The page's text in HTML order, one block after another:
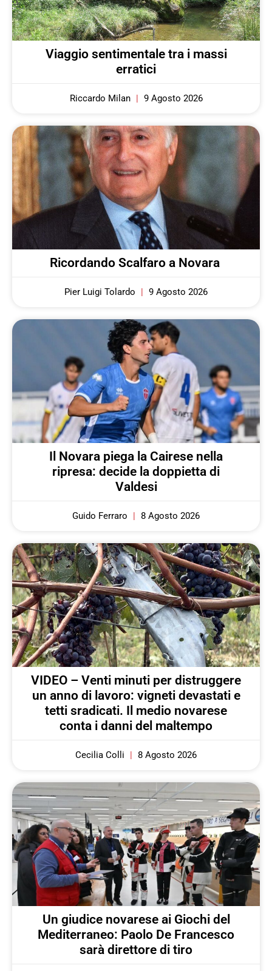
Viaggio sentimentale tra i massi
erratici
Riccardo Milan 9 Agosto 2026
Ricordando Scalfaro a Novara
Pier Luigi Tolardo 9 Agosto 2026
Il Novara piega la Cairese nella
ripresa: decide la doppietta di
Valdesi
Guido Ferraro 8 Agosto 2026
VIDEO – Venti minuti per distruggere
un anno di lavoro: vigneti devastati e
tetti sradicati. Il medio novarese
conta i danni del maltempo
Cecilia Colli 8 Agosto 2026
Un giudice novarese ai Giochi del
Mediterraneo: Paolo De Francesco
sarà direttore di tiro